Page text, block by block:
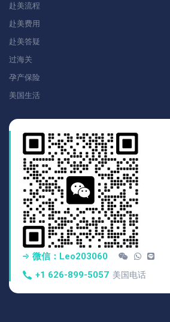
赴美流程
赴美费用
赴美答疑
过海关
孕产保险
美国生活
微信：Leo203060
+1 626-899-5057 美国电话